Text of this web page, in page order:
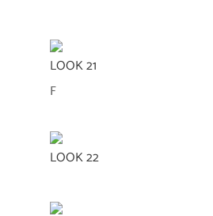
LOOK 21
F
LOOK 22